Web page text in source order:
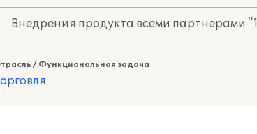
Внедрения продукта всеми партнерами
/ Функциональная задача